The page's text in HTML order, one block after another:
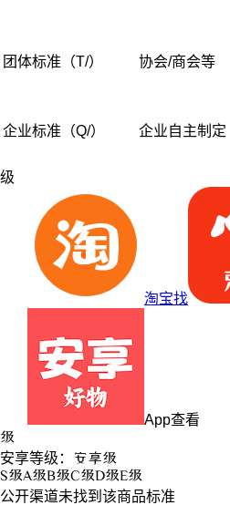
团体标准（T/） 协会/商会等
企业标准（Q/） 企业自主制定
级
淘宝找
App查看
级
安享等级： 安享级
S级A级B级C级D级E级
公开渠道未找到该商品标准